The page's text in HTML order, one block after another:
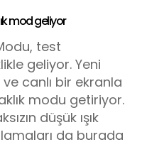
mod geliyor
test
geliyor. Yeni
canlı bir ekranla
modu getiriyor.
düşük ışık
da burada